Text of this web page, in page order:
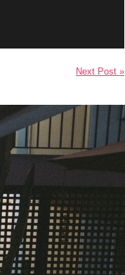
Next Post »